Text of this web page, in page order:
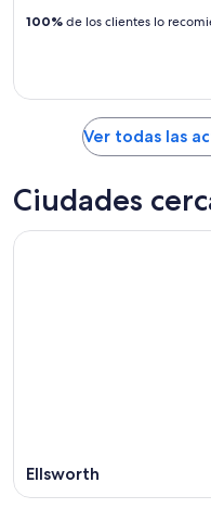
100% de los clientes lo
Ver todas las
Ciudades
Ellsworth